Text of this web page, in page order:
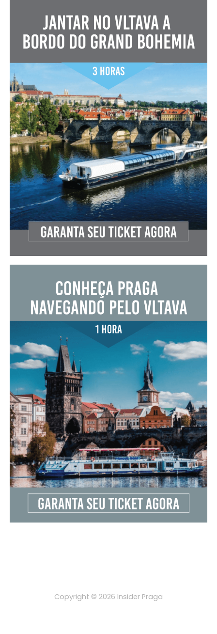
Copyright © 2026 Insider Praga